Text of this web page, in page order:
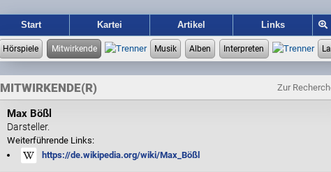
Start Kartei Artikel Links
MITWIRKENDE(R) Zur
Max Bößl
Darsteller.
Weiterführende Links:
https://de.wikipedia.org/wiki/Max_Bößl